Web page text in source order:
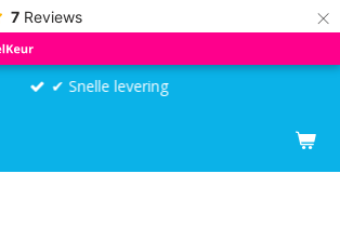
7 Reviews ×
✔ Snelle levering